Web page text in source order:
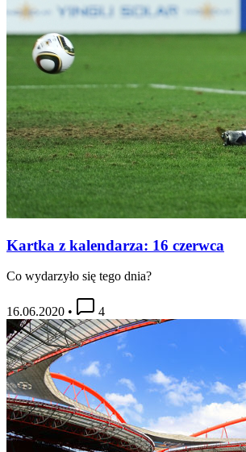
Kartka z kalendarza: 16 czerwca
Co wydarzyło się tego dnia?
16.06.2020 • 4